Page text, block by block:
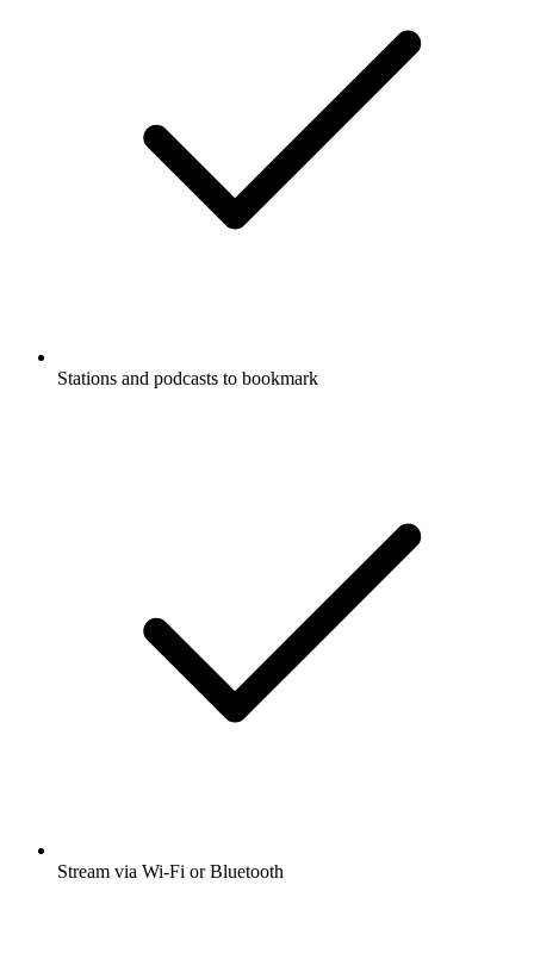
Stations and podcasts to bookmark
Stream via Wi-Fi or Bluetooth